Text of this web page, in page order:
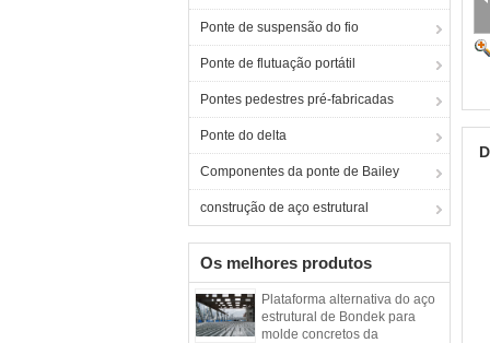
Ponte de suspensão do fio
Ponte de flutuação portátil
Pontes pedestres pré-fabricadas
Ponte do delta
Componentes da ponte de Bailey
construção de aço estrutural
Os melhores produtos
Plataforma alternativa do aço
estrutural de Bondek para
molde concretos da